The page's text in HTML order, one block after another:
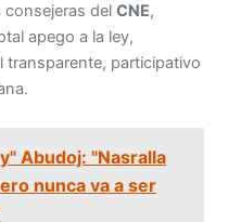
consejeras delCNE,
apego a la ley,
transparente, participativo
Abudoj: "Nasralla
nunca va a ser